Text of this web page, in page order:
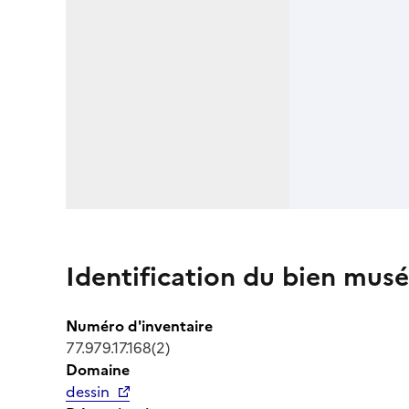
Identification du bien
Numéro d'inventaire
77.979.17.168(2)
Domaine
dessin